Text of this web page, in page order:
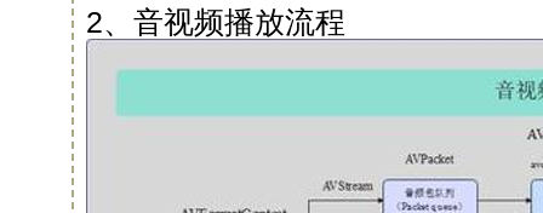
2、音视频播放流程